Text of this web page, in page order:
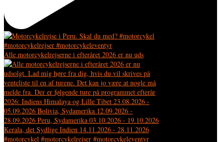
Alle motorcykelrejserne i efteråret 2026 er nu uds